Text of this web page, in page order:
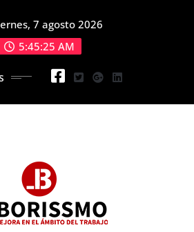
7 agosto 2026
5:45:27 AM